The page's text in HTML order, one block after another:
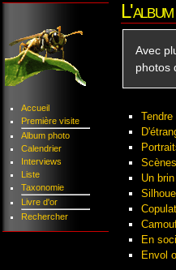
Accueil
Première visite
Album photo
Calendrier
Interviews
Liste
Taxonomie
Livre d'or
Rechercher
Avec
photos
Un
En
Envol